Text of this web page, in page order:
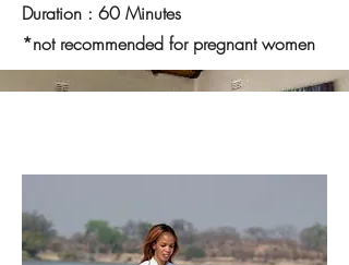
Duration : 60 Minutes
*not recommended for pregnant women